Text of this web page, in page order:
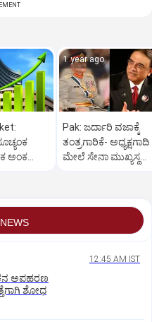
ಅಂಕ
1 year ago
Pak: ಜರ್ದಾರಿ ವಜಾಕ್ಕೆ
ತಂತ್ರಗಾರಿಕೆ- ಅಧ್ಯಕ್ಷಗಾದಿ
ಮೇಲೆ ಸೇನಾ ಮುಖ್ಯಸ್ಥ
12:45 AM IST
ಅಪಹರಣ
ಶೋಧ